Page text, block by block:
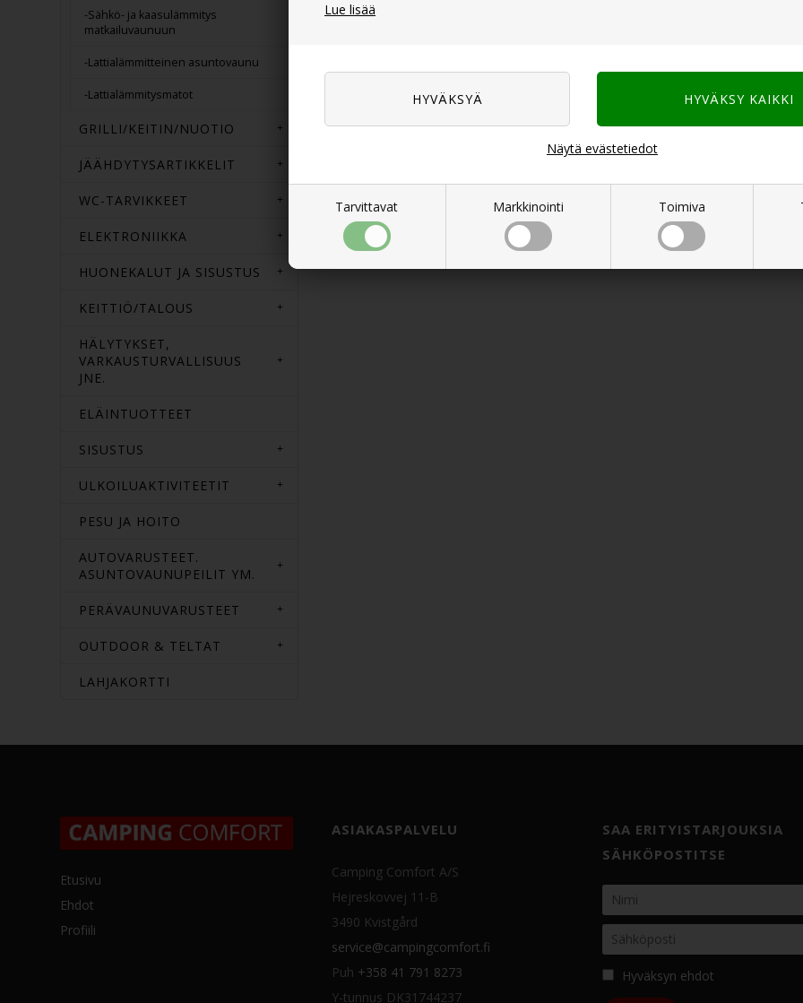
Lue lisää
Tarvittavat Markkinointi Toimiva
Näytä evästetiedot
-Sähkö- ja kaasulämmitys
matkailuvaunuun
-Lattialämmitteinen asuntovaunu
-Lattialämmitysmatot
GRILLI/KEITIN/NUOTIO
JÄÄHDYTYSARTIKKELIT
WC-TARVIKKEET
ELEKTRONIIKKA
HUONEKALUT JA SISUSTUS
KEITTIÖ/TALOUS
HÄLYTYKSET,
VARKAUSTURVALLISUUS
JNE.
ELÄINTUOTTEET
SISUSTUS
ULKOILUAKTIVITEETIT
PESU JA HOITO
AUTOVARUSTEET.
ASUNTOVAUNUPEILIT YM.
PERÄVAUNUVARUSTEET
OUTDOOR & TELTAT
LAHJAKORTTI
Täältä löydät kaikki tarvittavat sähkötarvikkeet asuntovaunuun pysyvään edulliseen
Etusivu
Ehdot
Profiili
ASIAKASPALVELU
Camping Comfort A/S
Hejreskovvej 11-B
3490 Kvistgård
service@campingcomfort.fi
Puh +358 41 791 8273
Y-tunnus DK31744237
SAA ERITYISTARJOUKSIA
SÄHKÖPOSTITSE
Hyväksyn ehdot